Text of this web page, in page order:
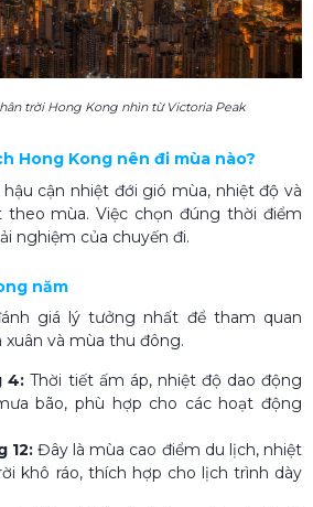
trời Hong Kong nhìn từ Victoria Peak
Hong Kong nên đi mùa nào?
cận nhiệt đới gió mùa, nhiệt độ và
mùa. Việc chọn đúng thời điểm
nghiệm của chuyến đi.
năm
giá lý tưởng nhất để tham quan
và mùa thu đông.
4:Thời tiết ấm áp, nhiệt độ dao động
bão, phù hợp cho các hoạt động
12:Đây là mùa cao điểm du lịch, nhiệt
khô ráo, thích hợp cho lịch trình dày